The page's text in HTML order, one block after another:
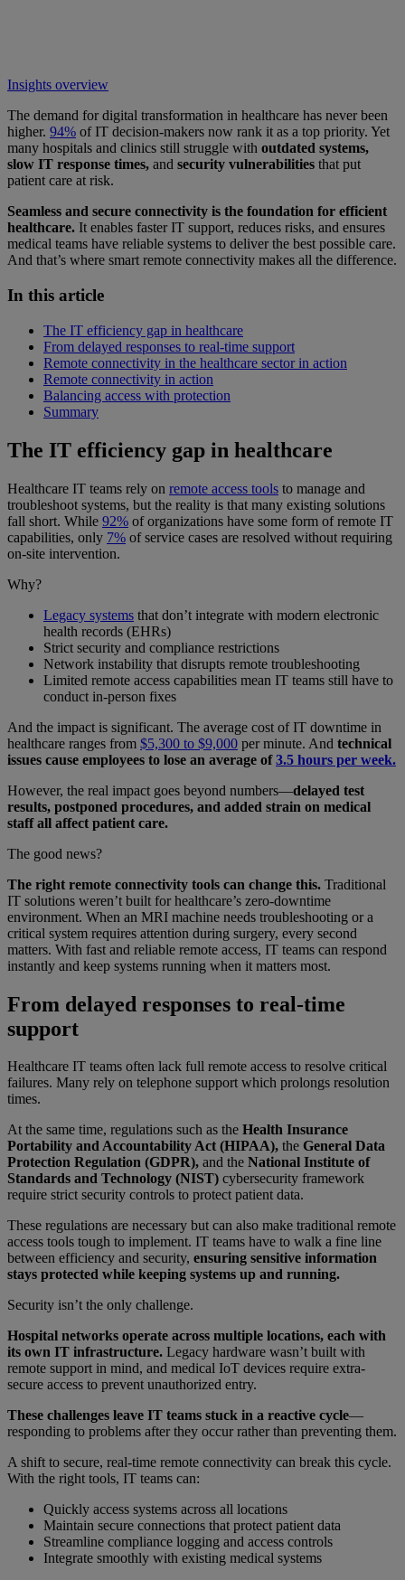
Insights overview
The demand for digital transformation in healthcare has never been
higher. 94% of IT decision-makers now rank it as a top priority. Yet
many hospitals and clinics still struggle with outdated systems,
slow IT response times, and security vulnerabilities that put
patient care at risk.
Seamless and secure connectivity is the foundation for efficient
healthcare. It enables faster IT support, reduces risks, and ensures
medical teams have reliable systems to deliver the best possible care.
And that’s where smart remote connectivity makes all the difference.
In this article
The IT efficiency gap in healthcare
From delayed responses to real-time support
Remote connectivity in the healthcare sector in action
Remote connectivity in action
Balancing access with protection
Summary
The IT efficiency gap in healthcare
Healthcare IT teams rely on remote access tools to manage and
troubleshoot systems, but the reality is that many existing solutions
fall short. While 92% of organizations have some form of remote IT
capabilities, only 7% of service cases are resolved without requiring
on-site intervention.
Why?
Legacy systems that don’t integrate with modern electronic
health records (EHRs)
Strict security and compliance restrictions
Network instability that disrupts remote troubleshooting
Limited remote access capabilities mean IT teams still have to
conduct in-person fixes
And the impact is significant. The average cost of IT downtime in
healthcare ranges from $5,300 to $9,000 per minute. And technical
issues cause employees to lose an average of3.5 hours per week.
However, the real impact goes beyond numbers—delayed test
results, postponed procedures, and added strain on medical
staff all affect patient care.
The good news?
The right remote connectivity tools can change this. Traditional
IT solutions weren’t built for healthcare’s zero-downtime
environment. When an MRI machine needs troubleshooting or a
critical system requires attention during surgery, every second
matters. With fast and reliable remote access, IT teams can respond
instantly and keep systems running when it matters most.
From delayed responses to real-time
support
Healthcare IT teams often lack full remote access to resolve critical
failures. Many rely on telephone support which prolongs resolution
times.
At the same time, regulations such as the Health Insurance
Portability and Accountability Act (HIPAA), the General Data
Protection Regulation (GDPR), and the National Institute of
Standards and Technology (NIST) cybersecurity framework
require strict security controls to protect patient data.
These regulations are necessary but can also make traditional remote
access tools tough to implement. IT teams have to walk a fine line
between efficiency and security, ensuring sensitive information
stays protected while keeping systems up and running.
Security isn’t the only challenge.
Hospital networks operate across multiple locations, each with
its own IT infrastructure. Legacy hardware wasn’t built with
remote support in mind, and medical IoT devices require extra-
secure access to prevent unauthorized entry.
These challenges leave IT teams stuck in a reactive cycle—
responding to problems after they occur rather than preventing them.
A shift to secure, real-time remote connectivity can break this cycle.
With the right tools, IT teams can:
Quickly access systems across all locations
Maintain secure connections that protect patient data
Streamline compliance logging and access controls
Integrate smoothly with existing medical systems